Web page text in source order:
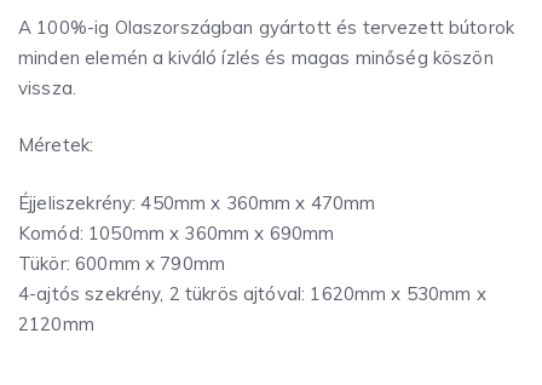
A 100%-ig Olaszországban gyártott és tervezett bútorok
minden elemén a kiváló ízlés és magas minőség köszön
vissza.
Méretek:
Éjjeliszekrény: 450mm x 360mm x 470mm
Komód: 1050mm x 360mm x 690mm
Tükör: 600mm x 790mm
4-ajtós szekrény, 2 tükrös ajtóval: 1620mm x 530mm x
2120mm